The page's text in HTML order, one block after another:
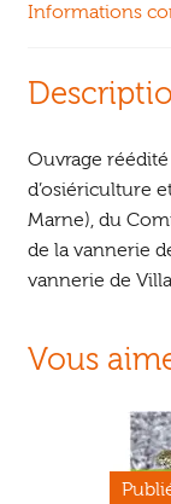
Informations
Ouvrage
d’osiériculture
Marne), du
de la vannerie
vannerie de
Vous